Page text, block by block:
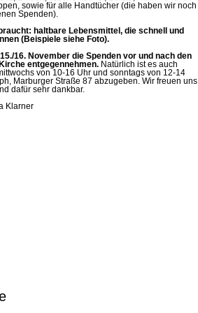
sowie für alle Handtücher (die haben wir noch
Spenden).
haltbare Lebensmittel, die schnell und
(Beispiele siehe Foto).
16. November die Spenden vor und nach den
entgegennehmen. Natürlich ist es auch
von 10-16 Uhr und sonntags von 12-14
Marburger Straße 87 abzugeben. Wir freuen uns
dafür sehr dankbar.
Klarner